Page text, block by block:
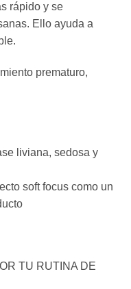
rápido y se
Ello ayuda a
prematuro,
liviana, sedosa y
soft focus como un
TU RUTINA DE